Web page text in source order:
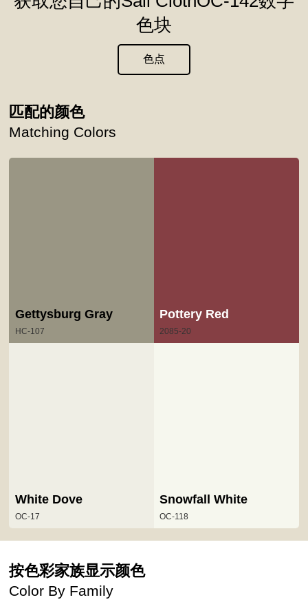
色块
色点
匹配的颜色
Matching Colors
Gettysburg Gray
HC-107
Pottery Red
2085-20
White Dove
OC-17
Snowfall White
OC-118
按色彩家族显示颜色
Color By Family